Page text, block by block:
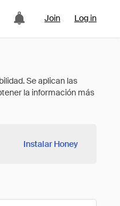
Join Log in
Instalar Honey